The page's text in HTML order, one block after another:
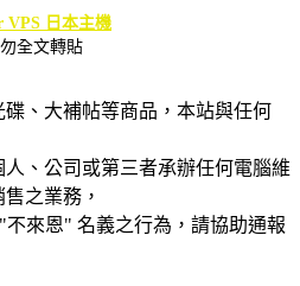
VPS 日本主機
全文轉貼
、大補帖等商品，本站與任何
、公司或第三者承辦任何電腦維
之業務，
來恩" 名義之行為，請協助通報